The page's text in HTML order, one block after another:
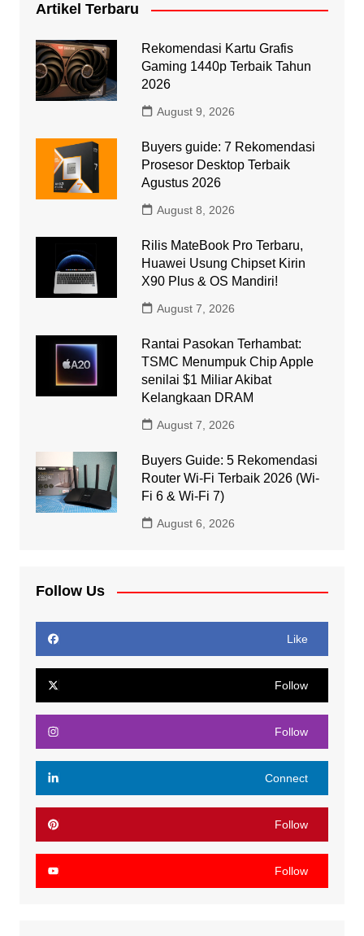
Artikel Terbaru
Rekomendasi Kartu Grafis
Gaming 1440p Terbaik Tahun
2026
August 9, 2026
Buyers guide: 7 Rekomendasi
Prosesor Desktop Terbaik
Agustus 2026
August 8, 2026
Rilis MateBook Pro Terbaru,
Huawei Usung Chipset Kirin
X90 Plus & OS Mandiri!
August 7, 2026
Rantai Pasokan Terhambat:
TSMC Menumpuk Chip Apple
senilai $1 Miliar Akibat
Kelangkaan DRAM
August 7, 2026
Buyers Guide: 5 Rekomendasi
Router Wi-Fi Terbaik 2026 (Wi-
Fi 6 & Wi-Fi 7)
August 6, 2026
Follow Us
Like
Follow
Follow
Connect
Follow
Follow